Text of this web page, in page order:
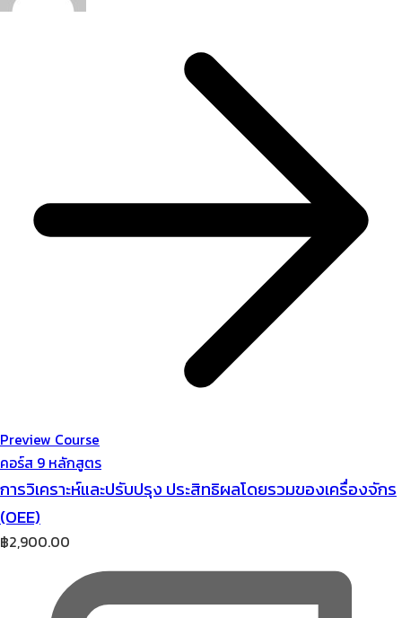
Preview Course
คอร์ส 9 หลักสูตร
การวิเคราะห์และปรับปรุง ประสิทธิผลโดยรวมของเครื่องจักร
(OEE)
฿2,900.00